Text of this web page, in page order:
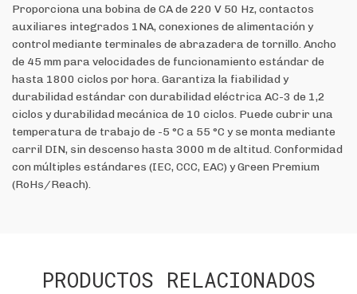
Proporciona una bobina de CA de 220 V 50 Hz, contactos
auxiliares integrados 1NA, conexiones de alimentación y
control mediante terminales de abrazadera de tornillo. Ancho
de 45 mm para velocidades de funcionamiento estándar de
hasta 1800 ciclos por hora. Garantiza la fiabilidad y
durabilidad estándar con durabilidad eléctrica AC-3 de 1,2
ciclos y durabilidad mecánica de 10 ciclos. Puede cubrir una
temperatura de trabajo de -5 °C a 55 °C y se monta mediante
carril DIN, sin descenso hasta 3000 m de altitud. Conformidad
con múltiples estándares (IEC, CCC, EAC) y Green Premium
(RoHs/Reach).
PRODUCTOS RELACIONADOS